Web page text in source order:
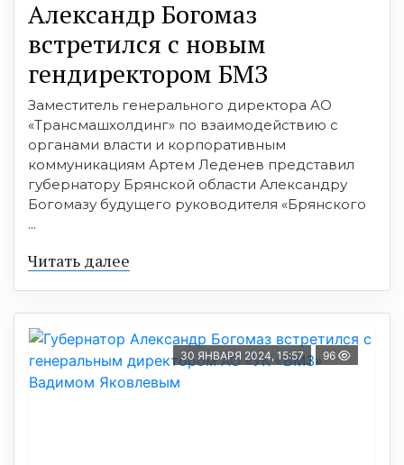
Александр Богомаз
встретился с новым
гендиректором БМЗ
Заместитель генерального директора АО
«Трансмашхолдинг» по взаимодействию с
органами власти и корпоративным
коммуникациям Артем Леденев представил
губернатору Брянской области Александру
Богомазу будущего руководителя «Брянского
...
Читать далее
30 ЯНВАРЯ 2024, 15:57 96